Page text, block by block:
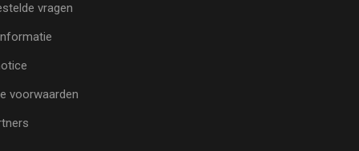
vragen
voorwaarden